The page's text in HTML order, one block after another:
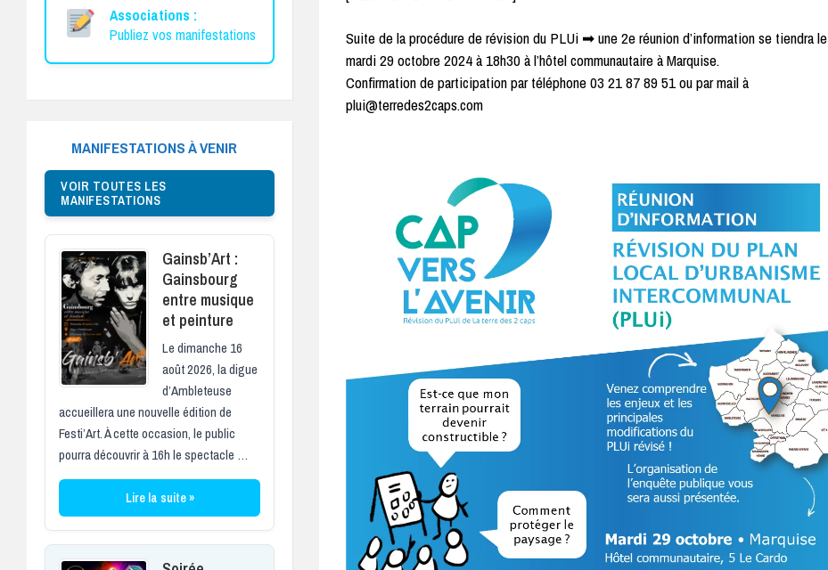
Suite de la procédure de révision du PLUi ➡ une 2e réunion d’information se tiendra le
mardi 29 octobre 2024 à 18h30 à l’hôtel communautaire à Marquise.
Confirmation de participation par téléphone 03 21 87 89 51 ou par mail à
plui@terredes2caps.com
Associations :
Publiez vos manifestations
MANIFESTATIONS À VENIR
VOIR TOUTES LES
MANIFESTATIONS
Gainsb’Art :
Gainsbourg
entre musique
et peinture
Le dimanche 16
août 2026, la digue
d’Ambleteuse
accueillera une nouvelle édition de
Festi’Art. À cette occasion, le public
pourra découvrir à 16h le spectacle …
Lire la suite »